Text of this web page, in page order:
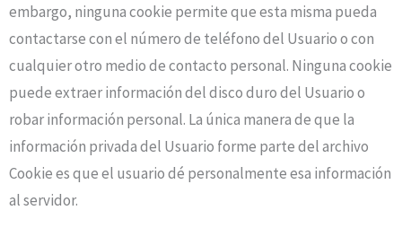
embargo, ninguna cookie permite que esta misma pueda
contactarse con el número de teléfono del Usuario o con
cualquier otro medio de contacto personal. Ninguna cookie
puede extraer información del disco duro del Usuario o
robar información personal. La única manera de que la
información privada del Usuario forme parte del archivo
Cookie es que el usuario dé personalmente esa información
al servidor.